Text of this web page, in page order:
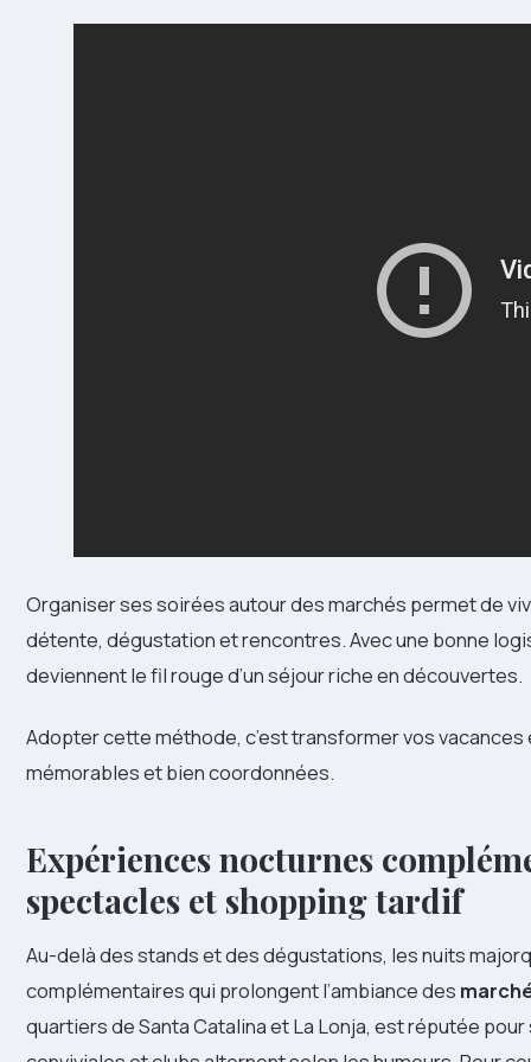
Organiser ses soirées autour des marchés permet de
détente, dégustation et rencontres. Avec une bonne
deviennent le fil rouge d’un séjour riche en découvertes.
Adopter cette méthode, c’est transformer vos
mémorables et bien coordonnées.
Expériences nocturnes
spectacles et shopping tardif
Au-delà des stands et des dégustations, les nuits
complémentaires qui prolongent l’ambiance des
quartiers de Santa Catalina et La Lonja, est réputée